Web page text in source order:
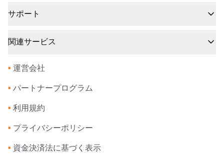
サポート
関連サービス
• 運営会社
• パートナープログラム
• 利用規約
• プライバシーポリシー
• 資金決済法に基づく表示